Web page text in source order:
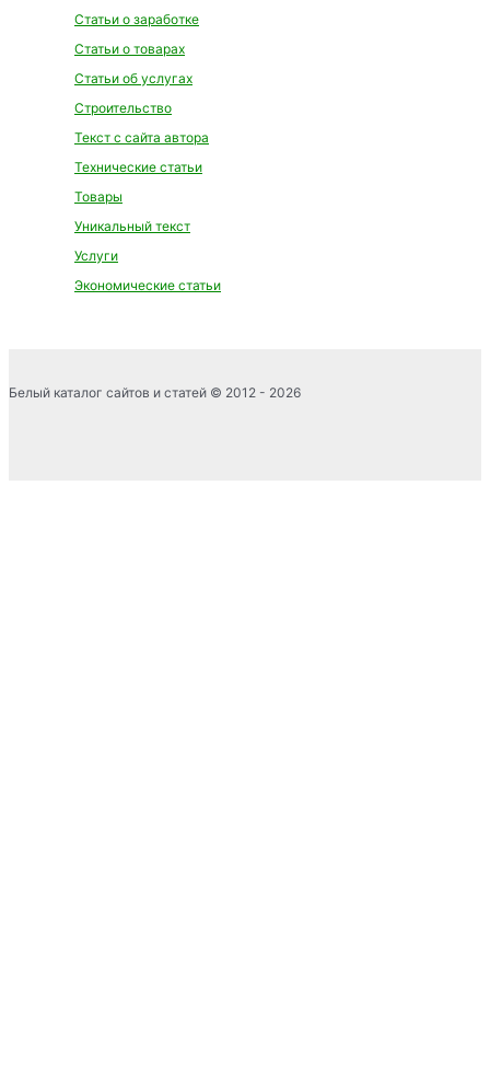
Статьи о заработке
Статьи о товарах
Статьи об услугах
Строительство
Текст с сайта автора
Технические статьи
Товары
Уникальный текст
Услуги
Экономические статьи
Белый каталог сайтов и статей © 2012 - 2026